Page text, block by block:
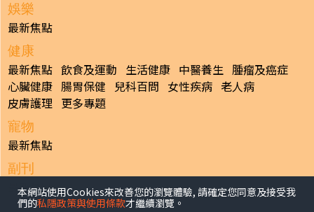
娛樂
最新焦點
健康
最新焦點 飲食及運動 生活健康 中醫養生 腫瘤及癌症
心臟健康 腸胃保健 兒科百問 女性疾病 老人病
皮膚護理 更多專題
寵物
最新焦點
副刊
最新焦點
本網站使用Cookies來改善您的瀏覽體驗, 請確定您同意及接受我
們的私隱政策與使用條款才繼續瀏覽。